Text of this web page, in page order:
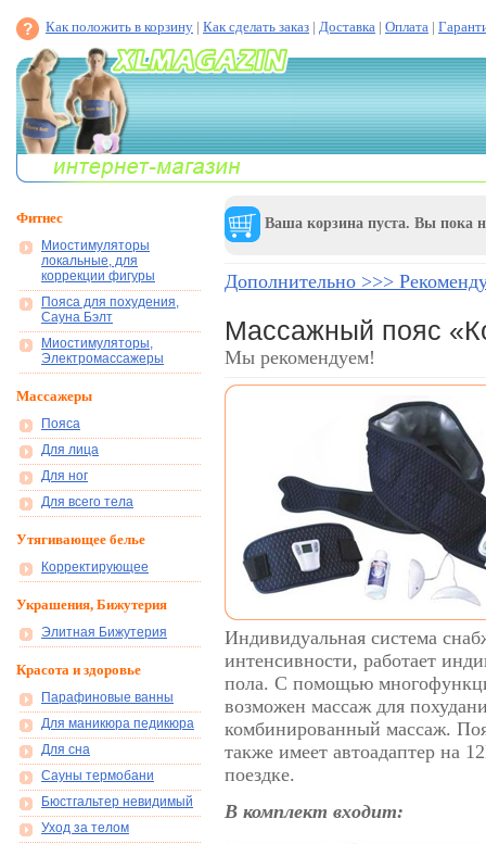
Как положить в корзину | Как сделать заказ | Доставка | Оплата |
Фитнес
Миостимуляторы
локальные, для
коррекции фигуры
Пояса для похудения,
Сауна Бэлт
Миостимуляторы,
Электромассажеры
Массажеры
Пояса
Для лица
Для ног
Для всего тела
Утягивающее белье
Корректирующее
Украшения, Бижутерия
Элитная Бижутерия
Красота и здоровье
Парафиновые ванны
Для маникюра педикюра
Для сна
Сауны термобани
Бюстгальтер невидимый
Уход за телом
Ваша корзина пуста. Вы пока
Дополнительно >>>
Массажный пояс
Мы рекомендуем!
Индивидуальная система
интенсивности, работает
пола. С помощью
возможен массаж для
комбинированный массаж.
также имеет автоадаптер на
поездке.
В комплект входит: